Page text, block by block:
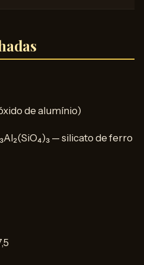
de alumínio)
— silicato de ferro